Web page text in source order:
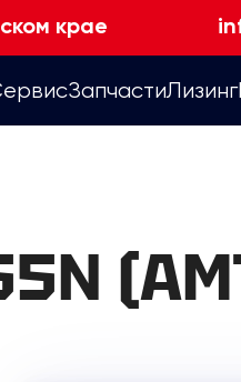
крае
ЗапчастиЛизинг